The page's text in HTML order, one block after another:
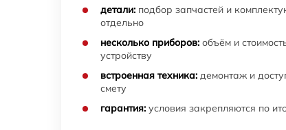
детали: подбор запчастей и
отдельно
несколько приборов: объём и
устройству
встроенная техника: демонтаж и
смету
гарантия: условия закрепляются по